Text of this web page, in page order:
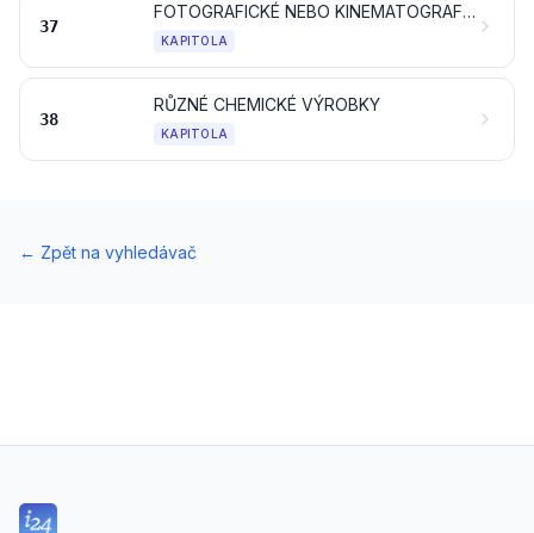
37
FOTOGRAFICKÉ NEBO KINEMATOGRAFICKÉ ZBOŽÍ
KAPITOLA
38
RŮZNÉ CHEMICKÉ VÝROBKY
KAPITOLA
← Zpět na vyhledávač